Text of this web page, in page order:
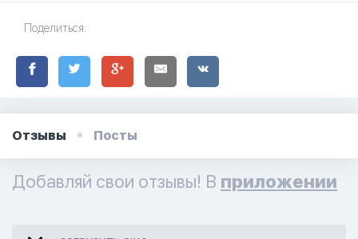
Поделиться:
Отзывы Посты
Добавляй свои отзывы! В приложении